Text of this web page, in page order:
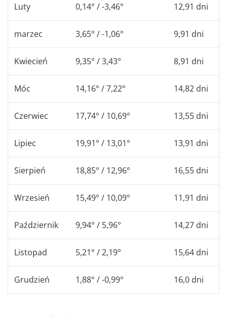
Luty 0,14° / -3,46° 12,91 dni
marzec 3,65° / -1,06° 9,91 dni
Kwiecień 9,35° / 3,43° 8,91 dni
Móc 14,16° / 7,22° 14,82 dni
Czerwiec 17,74° / 10,69° 13,55 dni
Lipiec 19,91° / 13,01° 13,91 dni
Sierpień 18,85° / 12,96° 16,55 dni
Wrzesień 15,49° / 10,09° 11,91 dni
Październik 9,94° / 5,96° 14,27 dni
Listopad 5,21° / 2,19° 15,64 dni
Grudzień 1,88° / -0,99° 16,0 dni